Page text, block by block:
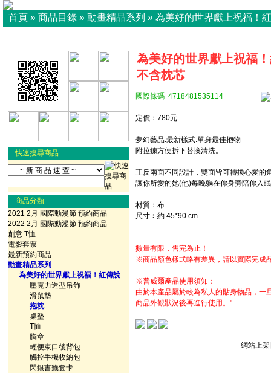
首頁 » 商品目錄 » 動畫精品系列 » 為美好的世界獻上祝福！
快速搜尋商品
商品分類
2021 2月 國際動漫節 預約商品
2022 2月 國際動漫節 預約商品
創意 T恤
電影套票
最新預約商品
動畫精品系列
為美好的世界獻上祝福！紅傳說
壓克力造型吊飾
滑鼠墊
抱枕
桌墊
T恤
胸章
輕便束口後背包
觸控手機收納包
閃銀書籤套卡
為美好的世界獻上祝福
不含枕芯
國際條碼 4718481535114
定價：780元
夢幻藝品.最新樣式.單身最佳抱物
附拉鍊方便拆下替換清洗。
正反兩面不同設計，雙面皆可轉換心愛的
讓你所愛的她(他)每晚躺在你身旁陪你入
材質：布
尺寸︰約 45*90 cm
數量有限，售完為止！
※商品顏色樣式略有差異，請以實際完成
※普威爾產品使用須知：
由於本產品屬於較為私人的貼身物品，一
商品外觀狀況後再進行使用。"
網站上